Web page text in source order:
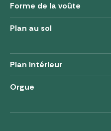
Forme de la voûte
Plan au sol
Plan intérieur
Orgue